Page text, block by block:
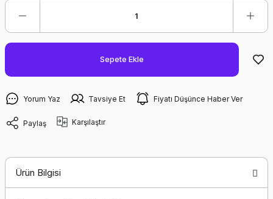
Sepete Ekle
Yorum Yaz Tavsiye Et Fiyatı Düşünce Haber Ver
Paylaş Karşılaştır
Ürün Bilgisi